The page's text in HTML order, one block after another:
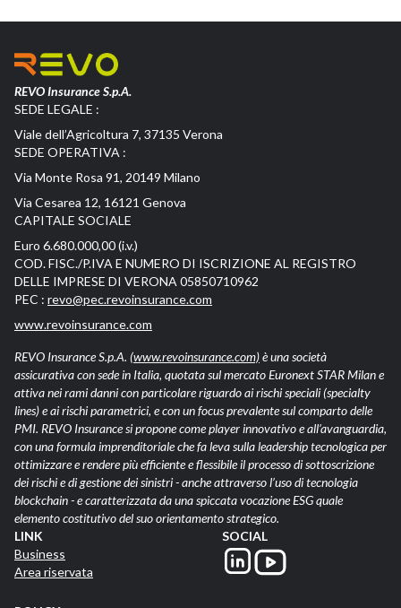
REVO Insurance S.p.A.
SEDE LEGALE :
Viale dell’Agricoltura 7, 37135 Verona
SEDE OPERATIVA :
Via Monte Rosa 91, 20149 Milano
Via Cesarea 12, 16121 Genova
CAPITALE SOCIALE
Euro 6.680.000,00 (i.v.)
COD. FISC./P.IVA E NUMERO DI ISCRIZIONE AL REGISTRO
DELLE IMPRESE DI VERONA 05850710962
PEC : revo@pec.revoinsurance.com
www.revoinsurance.com
REVO Insurance S.p.A. (www.revoinsurance.com)è una società
assicurativa con sede in Italia, quotata sul mercato Euronext STAR Milan e
attiva nei rami danni con particolare riguardo ai rischi speciali (specialty
lines) e ai rischi parametrici, e con un focus prevalente sul comparto delle
PMI. REVO Insurance si propone come player innovativo e all’avanguardia,
con una formula imprenditoriale che fa leva sulla leadership tecnologica per
ottimizzare e rendere più efficiente e flessibile il processo di sottoscrizione
dei rischi e di gestione dei sinistri - anche attraverso l’uso di tecnologia
blockchain - e caratterizzata da una spiccata vocazione ESG quale
elemento costitutivo del suo orientamento strategico.
LINK
Business
Area riservata
SOCIAL